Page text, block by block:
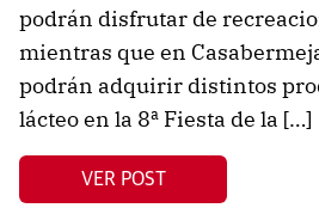
podrán disfrutar de
mientras que en
podrán adquirir distintos
lácteo en la 8ª Fiesta de la […]
VER POST